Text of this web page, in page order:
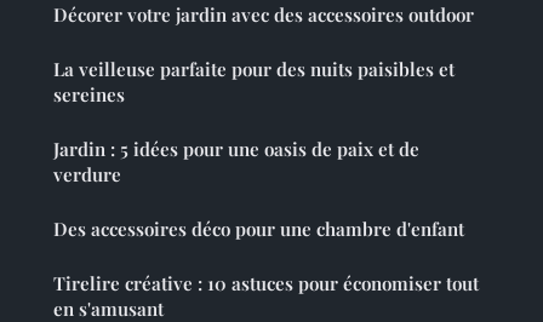
Décorer votre jardin avec des accessoires outdoor
La veilleuse parfaite pour des nuits paisibles et
sereines
Jardin : 5 idées pour une oasis de paix et de
verdure
Des accessoires déco pour une chambre d'enfant
Tirelire créative : 10 astuces pour économiser tout
en s'amusant